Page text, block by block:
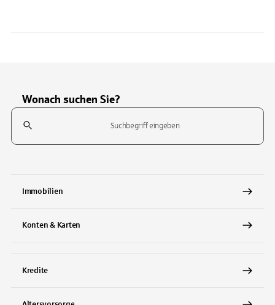
Wonach suchen Sie?
Suchfeld
Immobilien
Konten & Karten
Kredite